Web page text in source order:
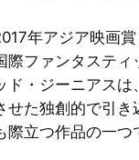
年アジア映画
際ファンタスティ
ド・ジーニアス
せた独創的で引
際立つ作品の一つ